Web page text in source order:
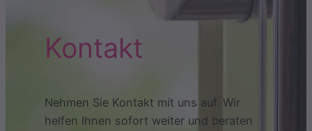
Kontakt
Nehmen Sie Kontakt mit uns auf. Wir
helfen Ihnen sofort weiter und beraten